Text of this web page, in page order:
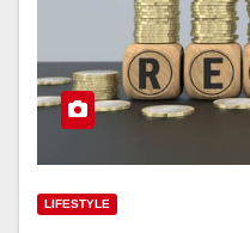
LIFESTYLE